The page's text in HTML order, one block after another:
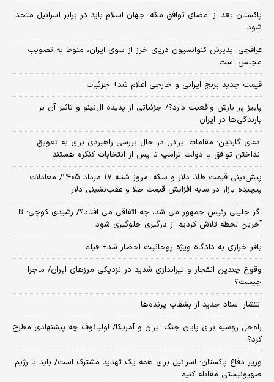
پاکستان بعد از امضای توافق مکه: جهان اسلام باید در برابر اسرائیل متحد
شود
عراقچی: پذیرش کنوانسیون دریای خرز از سوی ایران، منوط به تصویب
مجلس است
قیمت جدید برنج ایرانی و خارجی اعلام شد+ جزئیات
پاییز پر بارش واقعیت دارد؟/ جزئیاتی از پدیده ال‌نینو و تاثیر آن بر
بارندگی‌ها در ایران
ادعای گاردین: مقامات ایرانی در حال بررسی راهبردی برای به تعویق
انداختن توافق با دولت ترامپ تا پس از انتخابات کنگره هستند
پیش‌بینی قیمت طلا، دلار و سکه امروز شنبه ۱۷ مرداد ۱۴۰۵/ معادلات
پیچیده بازار در سایه افزایش قیمت طلا و عقب‌نشینی دلار
اگر جلیلی رئیس جمهور می شد، چه اتفاقی می افتاد؟/ رشیدی کوچی: تا
آخرین لحظه تلاش کردیم از درگیری جلوگیری شود
باقر خرازی به دادگاه ویژه روحانیت احضار شد+ فیلم
وقوع چندین انفجار و تیراندازی شدید در نزدیکی مرز‌های ایران/ ماجرا
چیست؟
انتشار اسناد جدید از بشقاب پرنده‌ها
راه‌حل روسیه برای پایان جنگ ایران و آمریکا/ اولیانوف چه پیشنهادی مطرح
کرد؟
وزیر دفاع پاکستان: اسرائیل برای همه یک تهدید مشترک است/ باید با رژیم
صهیونیستی مقابله کنیم